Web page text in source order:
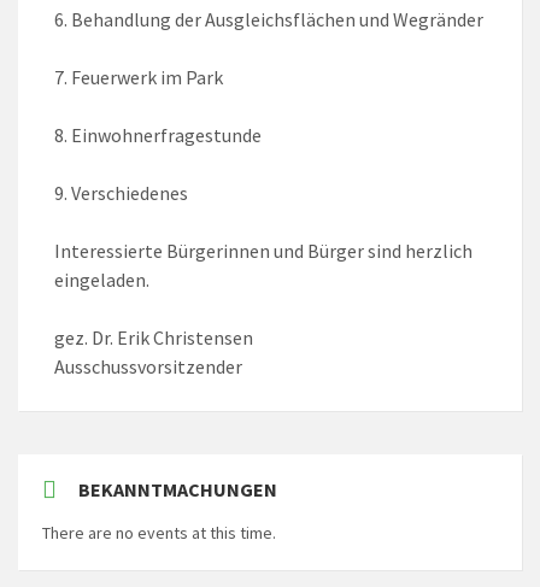
6. Behandlung der Ausgleichsflächen und Wegränder
7. Feuerwerk im Park
8. Einwohnerfragestunde
9. Verschiedenes
Interessierte Bürgerinnen und Bürger sind herzlich
eingeladen.
gez. Dr. Erik Christensen
Ausschussvorsitzender
BEKANNTMACHUNGEN
There are no events at this time.